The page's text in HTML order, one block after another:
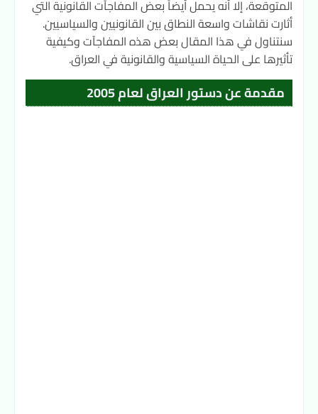
المتوقعة، إلا أنه يحمل أيضاً بعض المفاجآت القانونية التي
أثارت نقاشات واسعة النطاق بين القانونيين والسياسيين.
سنتناول في هذا المقال بعض هذه المفاجآت وكيفية
تأثيرها على الحياة السياسية والقانونية في العراق.
مقدمة عن دستور العراق لعام 2005